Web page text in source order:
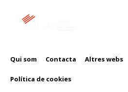
Qui som Contacta Altres webs
Política de cookies